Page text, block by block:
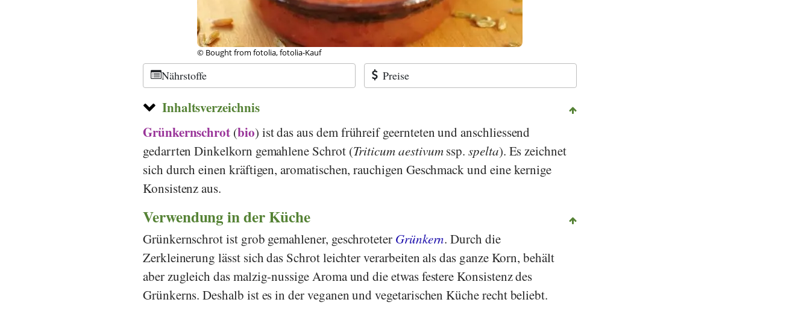
© Bought from fotolia, fotolia-Kauf
Nährstoffe Preise
Inhaltsverzeichnis
Grünkernschrot (bio) ist das aus dem frühreif geernteten und anschliessend
gedarrten Dinkelkorn gemahlene Schrot (Triticum aestivumssp.spelta). Es zeichnet
sich durch einen kräftigen, aromatischen, rauchigen Geschmack und eine kernige
Konsistenz aus.
Verwendung in der Küche
Grünkernschrot ist grob gemahlener, geschroteter Grünkern. Durch die
Zerkleinerung lässt sich das Schrot leichter verarbeiten als das ganze Korn, behält
aber zugleich das malzig-nussige Aroma und die etwas festere Konsistenz des
Grünkerns. Deshalb ist es in der veganen und vegetarischen Küche recht beliebt.